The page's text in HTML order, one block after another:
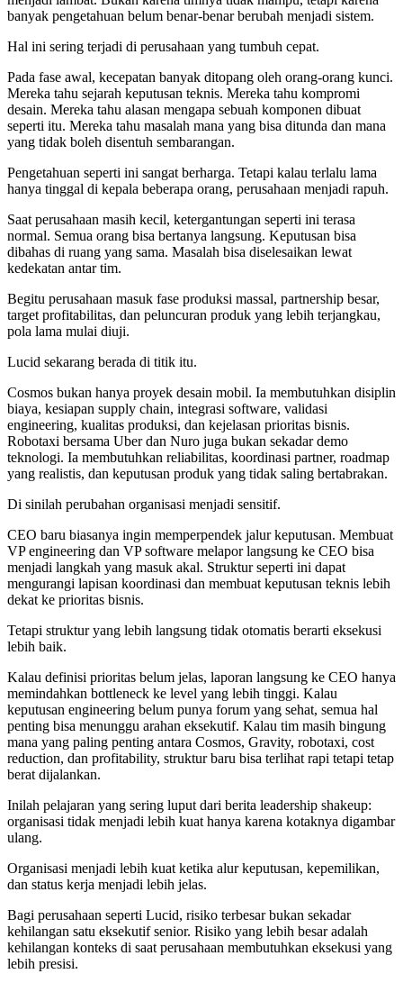
banyak pengetahuan belum benar-benar berubah menjadi sistem.
Hal ini sering terjadi di perusahaan yang tumbuh cepat.
Pada fase awal, kecepatan banyak ditopang oleh orang-orang kunci.
Mereka tahu sejarah keputusan teknis. Mereka tahu kompromi
desain. Mereka tahu alasan mengapa sebuah komponen dibuat
seperti itu. Mereka tahu masalah mana yang bisa ditunda dan mana
yang tidak boleh disentuh sembarangan.
Pengetahuan seperti ini sangat berharga. Tetapi kalau terlalu lama
hanya tinggal di kepala beberapa orang, perusahaan menjadi rapuh.
Saat perusahaan masih kecil, ketergantungan seperti ini terasa
normal. Semua orang bisa bertanya langsung. Keputusan bisa
dibahas di ruang yang sama. Masalah bisa diselesaikan lewat
kedekatan antar tim.
Begitu perusahaan masuk fase produksi massal, partnership besar,
target profitabilitas, dan peluncuran produk yang lebih terjangkau,
pola lama mulai diuji.
Lucid sekarang berada di titik itu.
Cosmos bukan hanya proyek desain mobil. Ia membutuhkan disiplin
biaya, kesiapan supply chain, integrasi software, validasi
engineering, kualitas produksi, dan kejelasan prioritas bisnis.
Robotaxi bersama Uber dan Nuro juga bukan sekadar demo
teknologi. Ia membutuhkan reliabilitas, koordinasi partner, roadmap
yang realistis, dan keputusan produk yang tidak saling bertabrakan.
Di sinilah perubahan organisasi menjadi sensitif.
CEO baru biasanya ingin memperpendek jalur keputusan. Membuat
VP engineering dan VP software melapor langsung ke CEO bisa
menjadi langkah yang masuk akal. Struktur seperti ini dapat
mengurangi lapisan koordinasi dan membuat keputusan teknis lebih
dekat ke prioritas bisnis.
Tetapi struktur yang lebih langsung tidak otomatis berarti eksekusi
lebih baik.
Kalau definisi prioritas belum jelas, laporan langsung ke CEO hanya
memindahkan bottleneck ke level yang lebih tinggi. Kalau
keputusan engineering belum punya forum yang sehat, semua hal
penting bisa menunggu arahan eksekutif. Kalau tim masih bingung
mana yang paling penting antara Cosmos, Gravity, robotaxi, cost
reduction, dan profitability, struktur baru bisa terlihat rapi tetapi tetap
berat dijalankan.
Inilah pelajaran yang sering luput dari berita leadership shakeup:
organisasi tidak menjadi lebih kuat hanya karena kotaknya digambar
ulang.
Organisasi menjadi lebih kuat ketika alur keputusan, kepemilikan,
dan status kerja menjadi lebih jelas.
Bagi perusahaan seperti Lucid, risiko terbesar bukan sekadar
kehilangan satu eksekutif senior. Risiko yang lebih besar adalah
kehilangan konteks di saat perusahaan membutuhkan eksekusi yang
lebih presisi.